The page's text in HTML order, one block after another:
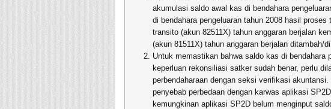
akumulasi saldo awal kas di bendahara
di bendahara pengeluaran tahun 2008 hasil
transito (akun 82511X) tahun anggaran berjalan
(akun 81511X) tahun anggaran berjalan ditambah/
Untuk memastikan bahwa saldo kas di bendahara
keperluan rekonsiliasi satker sudah benar, perlu
perbendaharaan dengan seksi verifikasi
penyebab perbedaan dengan karwas aplikasi
kemungkinan aplikasi SP2D belum menginput